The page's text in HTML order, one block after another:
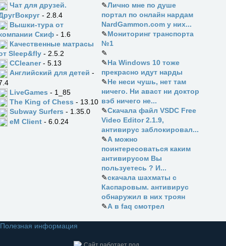
Чат для друзей.
- 2.8.4
Вышки-тура от
Скиф - 1.6
Качественные матрасы
Sleep&fly - 2.5.2
CCleaner- 5.13
Английский для детей -
LiveGames - 1_85
The King of Chess - 13.10
Subway Surfers - 1.35.0
eM Client - 6.0.24
✎Лично мне по душе
портал по онлайн нардам
NardGammon.com у них...
✎Мониторинг транспорта
№1
✎
✎На Windows 10 тоже
прекрасно идут нарды
✎Не неси чушь, нет там
ничего. Ни аваст ни доктор
вэб ничего не...
✎Скачала файл VSDC Free
Video Editor 2.1.9,
антивирус заблокировал...
✎А можно
поинтересоваться каким
антивирусом Вы
пользуетесь ? И...
✎скачала шахматы с
Каспаровым. антивирус
обнаружил в них троян
✎А в faq смотрел
Полезная информация